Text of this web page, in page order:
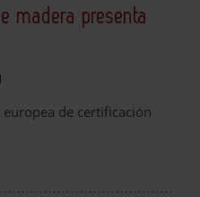
madera presenta
de certificación